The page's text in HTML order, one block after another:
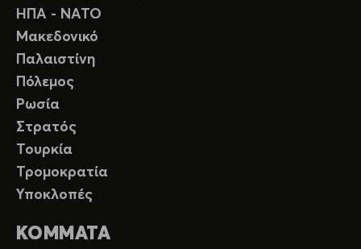
ΗΠΑ - ΝΑΤΟ
Μακεδονικό
Παλαιστίνη
Πόλεμος
Ρωσία
Στρατός
Τουρκία
Τρομοκρατία
Υποκλοπές
ΚΟΜΜΑΤΑ